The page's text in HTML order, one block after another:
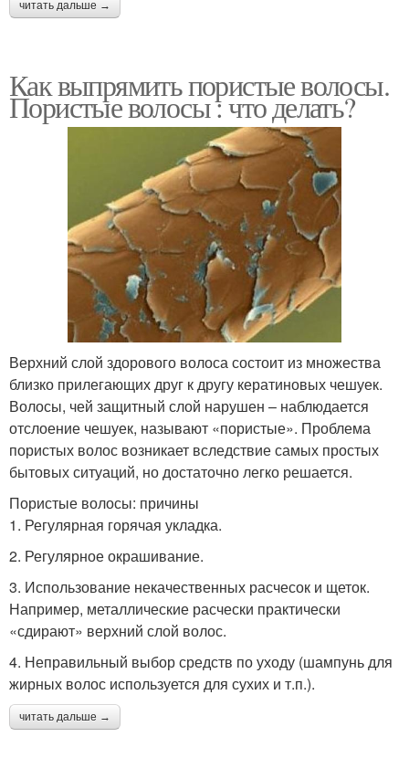
читать дальше →
Как выпрямить пористые волосы.
Пористые волосы : что делать?
Верхний слой здорового волоса состоит из множества
близко прилегающих друг к другу кератиновых чешуек.
Волосы, чей защитный слой нарушен – наблюдается
отслоение чешуек, называют «пористые». Проблема
пористых волос возникает вследствие самых простых
бытовых ситуаций, но достаточно легко решается.
Пористые волосы: причины
1. Регулярная горячая укладка.
2. Регулярное окрашивание.
3. Использование некачественных расчесок и щеток.
Например, металлические расчески практически
«сдирают» верхний слой волос.
4. Неправильный выбор средств по уходу (шампунь для
жирных волос используется для сухих и т.п.).
читать дальше →